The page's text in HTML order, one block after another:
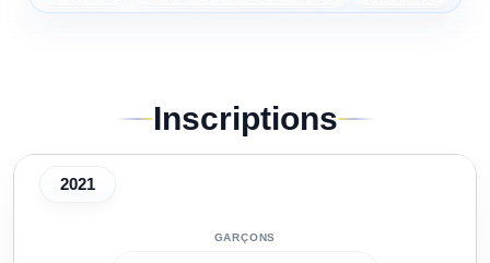
Inscriptions
2021